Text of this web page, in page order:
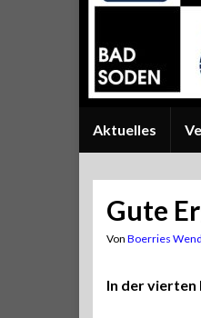
Aktuelles
Gute
Von Boerries
In der vierten